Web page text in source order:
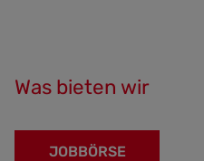
Was bieten wir
JOBBÖRSE